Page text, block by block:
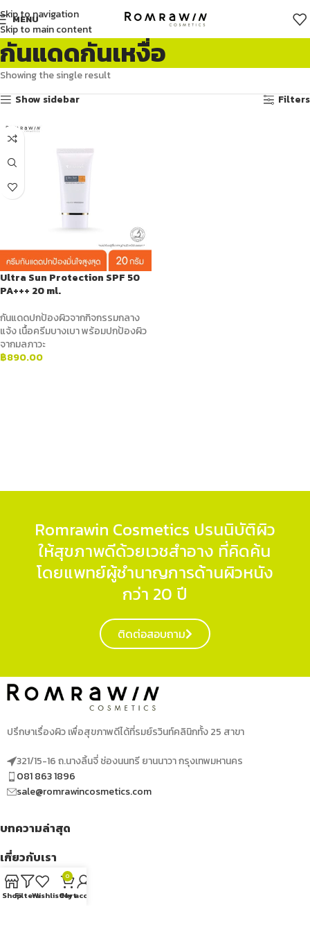
Skip to navigation
Skip to main content
MENU
กันแดดกันเหงื่อ
Showing the single result
Show sidebar
Filters
Ultra Sun Protection SPF 50
PA+++ 20 ml.
กันแดดปกป้องผิวจากกิจกรรมกลาง
แจ้ง เนื้อครีมบางเบา พร้อมปกป้องผิว
จากมลภาวะ
฿890.00
Romrawin Cosmetics ปรนนิบัติผิว
ให้สุขภาพดีด้วยเวชสำอาง ที่คิดค้น
โดยแพทย์ผู้ชำนาญการด้านผิวหนัง
กว่า 20 ปี
ติดต่อสอบถาม
ปรึกษาเรื่องผิว เพื่อสุขภาพดีได้ที่รมย์รวินท์คลินิกทั้ง 25 สาขา
321/15-16 ถ.นางลิ้นจี่ ช่องนนทรี ยานนาวา กรุงเทพมหานคร
081 863 1896
sale@romrawincosmetics.com
บทความล่าสุด
เกี่ยวกับเรา
เมนูด่วน
ShopFiltersWishlist
0
Cart
My account